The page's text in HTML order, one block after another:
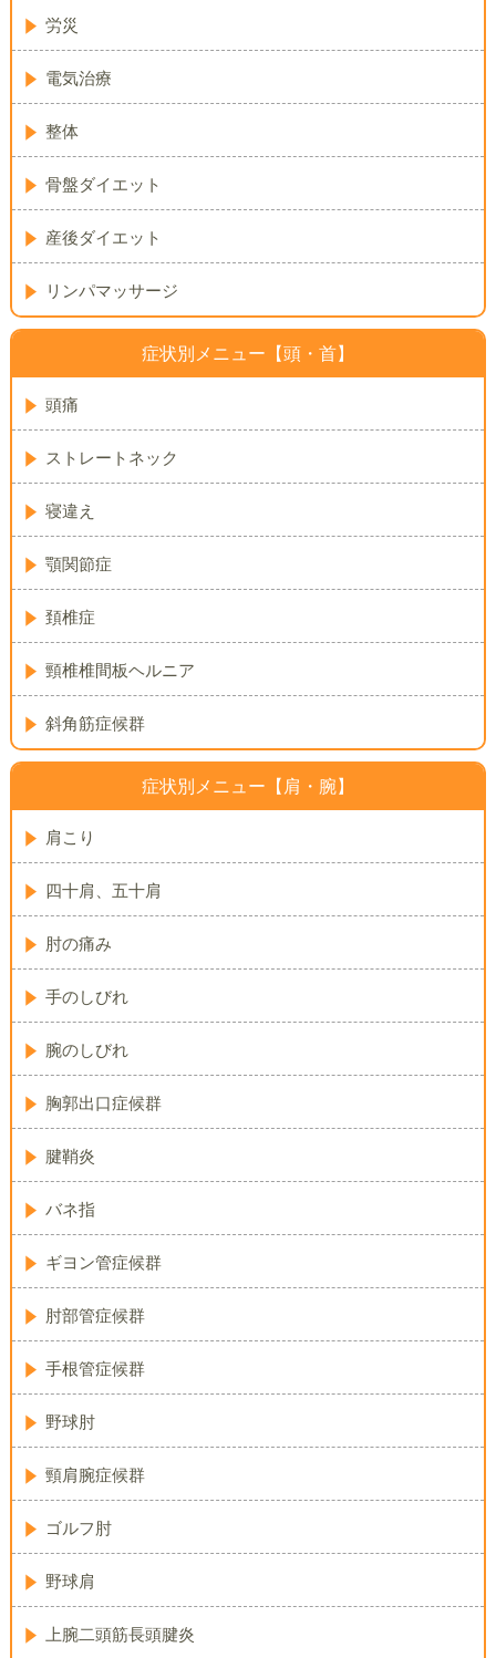
労災
電気治療
整体
骨盤ダイエット
産後ダイエット
リンパマッサージ
症状別メニュー【頭・首】
頭痛
ストレートネック
寝違え
顎関節症
頚椎症
頸椎椎間板ヘルニア
斜角筋症候群
症状別メニュー【肩・腕】
肩こり
四十肩、五十肩
肘の痛み
手のしびれ
腕のしびれ
胸郭出口症候群
腱鞘炎
バネ指
ギヨン管症候群
肘部管症候群
手根管症候群
野球肘
頸肩腕症候群
ゴルフ肘
野球肩
上腕二頭筋長頭腱炎